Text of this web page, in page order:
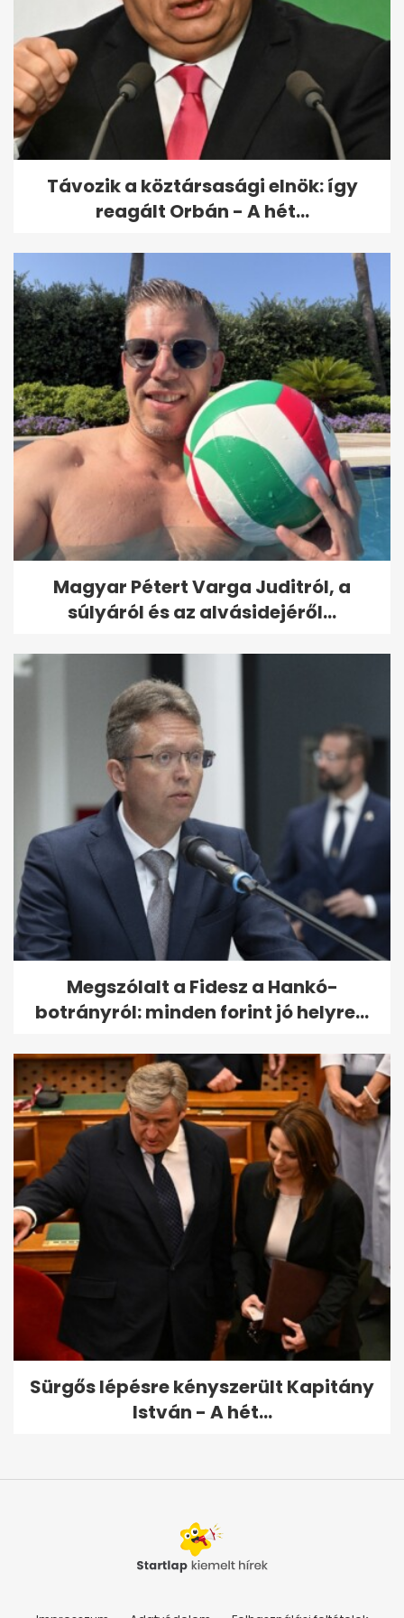
Ötven hókotró takarítja
folyamatosan Budapest
úthálózatát
Távozik a köztársasági elnök: így
reagált Orbán - A hét...
Magyar Pétert Varga Juditról, a
súlyáról és az alvásidejéről...
Megszólalt a Fidesz a Hankó-
botrányról: minden forint jó helyre...
Sürgős lépésre kényszerült Kapitány
István - A hét...